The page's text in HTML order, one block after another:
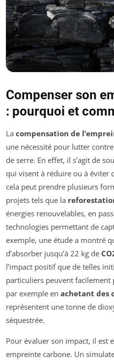
Compenser son
: pourquoi et
La compensation de
une nécessité pour lutter
de serre. En effet, il s’agit de
qui visent à réduire ou à éviter
cela peut prendre plusieurs
projets tels que la
énergies renouvelables, en
technologies permettant de
exemple, une étude a montré
d’absorber jusqu’à 22 kg de
l’impact positif que de telles
particuliers peuvent facilement
par exemple en achetant des
représentent une tonne de
séquestrée.
Pour évaluer son impact, il est
empreinte carbone. Un